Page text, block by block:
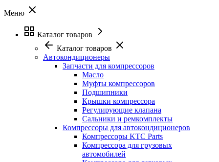
Меню
Каталог товаров
Каталог товаров
Автокондиционеры
Запчасти для компрессоров
Масло
Муфты компрессоров
Подшипники
Крышки компрессора
Регулирующие клапана
Сальники и ремкомплекты
Компрессоры для автокондиционеров
Компрессоры KTC Parts
Компрессора для грузовых
автомобилей